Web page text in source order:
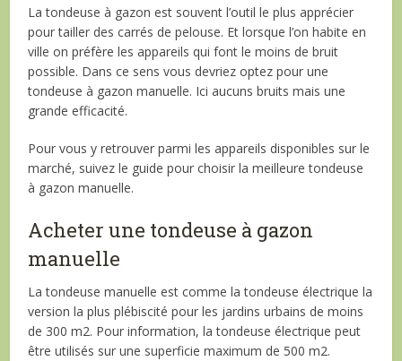
La tondeuse à gazon est souvent l’outil le plus apprécier
pour tailler des carrés de pelouse. Et lorsque l’on habite en
ville on préfère les appareils qui font le moins de bruit
possible. Dans ce sens vous devriez optez pour une
tondeuse à gazon manuelle. Ici aucuns bruits mais une
grande efficacité.
Pour vous y retrouver parmi les appareils disponibles sur le
marché, suivez le guide pour choisir la meilleure tondeuse
à gazon manuelle.
Acheter une tondeuse à gazon
manuelle
La tondeuse manuelle est comme la tondeuse électrique la
version la plus plébiscité pour les jardins urbains de moins
de 300 m2. Pour information, la tondeuse électrique peut
être utilisés sur une superficie maximum de 500 m2.